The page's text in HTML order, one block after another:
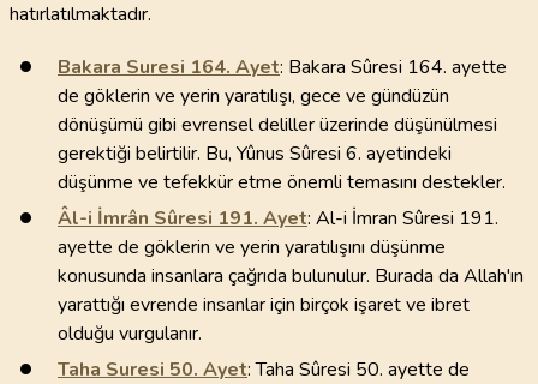
hatırlatılmaktadır.
Bakara Suresi 164. Ayet: Bakara Sûresi 164. ayette
de göklerin ve yerin yaratılışı, gece ve gündüzün
dönüşümü gibi evrensel deliller üzerinde düşünülmesi
gerektiği belirtilir. Bu, Yûnus Sûresi 6. ayetindeki
düşünme ve tefekkür etme önemli temasını destekler.
Âl-i İmrân Sûresi 191. Ayet: Al-i İmran Sûresi 191.
ayette de göklerin ve yerin yaratılışını düşünme
konusunda insanlara çağrıda bulunulur. Burada da Allah'ın
yarattığı evrende insanlar için birçok işaret ve ibret
olduğu vurgulanır.
Taha Suresi 50. Ayet: Taha Sûresi 50. ayette de